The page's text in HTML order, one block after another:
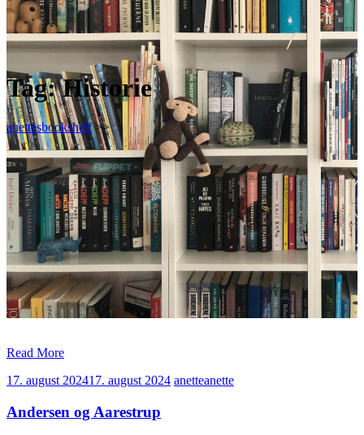
Tag:Historie
anettesbookshelf>>
Read More
17. august 202417. august 2024 anetteanette
Andersen og Aarestrup